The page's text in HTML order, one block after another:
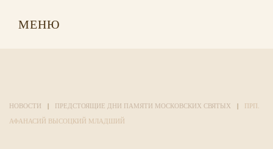
МЕНЮ
НОВОСТИ ПРЕДСТОЯЩИЕ ДНИ ПАМЯТИ МОСКОВСКИХ СВЯТЫХ
ПРП.
АФАНАСИЙ ВЫСОЦКИЙ МЛАДШИЙ